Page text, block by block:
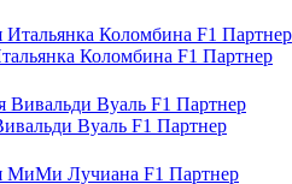
Коломбина F1 Партнер
Вуаль F1 Партнер